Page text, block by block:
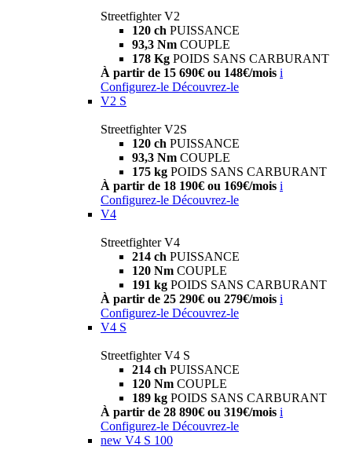
Streetfighter V2
120 ch PUISSANCE
93,3 Nm COUPLE
178 Kg POIDS SANS CARBURANT
À partir de 15 690€ ou 148€/mois i
Configurez-le Découvrez-le
V2 S
Streetfighter V2S
120 ch PUISSANCE
93,3 Nm COUPLE
175 kg POIDS SANS CARBURANT
À partir de 18 190€ ou 169€/mois i
Configurez-le Découvrez-le
V4
Streetfighter V4
214 ch PUISSANCE
120 Nm COUPLE
191 kg POIDS SANS CARBURANT
À partir de 25 290€ ou 279€/mois i
Configurez-le Découvrez-le
V4 S
Streetfighter V4 S
214 ch PUISSANCE
120 Nm COUPLE
189 kg POIDS SANS CARBURANT
À partir de 28 890€ ou 319€/mois i
Configurez-le Découvrez-le
new V4 S 100